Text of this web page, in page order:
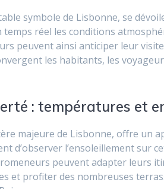
symbole de Lisbonne, se
réel les conditions
peuvent ainsi anticiper leur
les habitants, les
: températures et
majeure de Lisbonne, offre un
d’observer l’ensoleillement sur
peuvent adapter leurs
et profiter des nombreuses